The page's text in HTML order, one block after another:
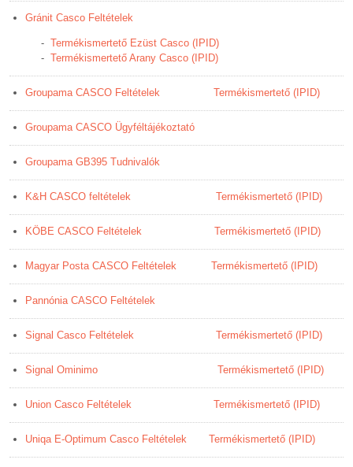
Gránit Casco Feltételek
- Termékismertető Ezüst Casco (IPID)
- Termékismertető Arany Casco (IPID)
Groupama CASCO Feltételek Termékismertető (IPID)
Groupama CASCO Ügyféltájékoztató
Groupama GB395 Tudnivalók
K&H CASCO feltételek Termékismertető (IPID)
KÖBE CASCO Feltételek Termékismertető (IPID)
Magyar Posta CASCO Feltételek Termékismertető (IPID)
Pannónia CASCO Feltételek
Signal Casco Feltételek Termékismertető (IPID)
Signal Ominimo Termékismertető (IPID)
Union Casco Feltételek Termékismertető (IPID)
Uniqa E-Optimum Casco Feltételek Termékismertető (IPID)